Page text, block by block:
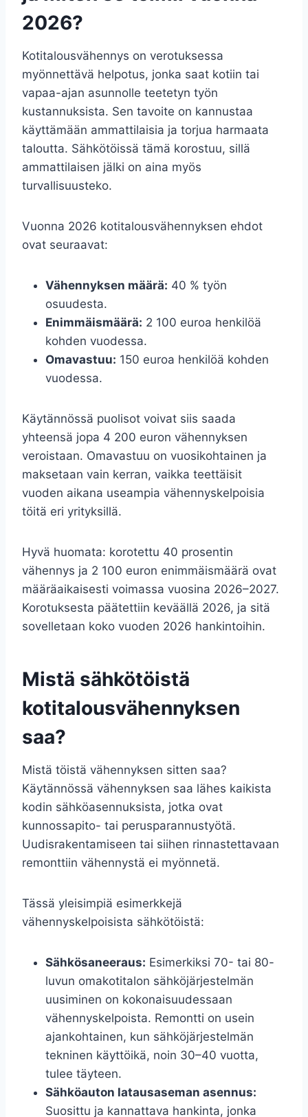
2026?
Kotitalousvähennys on verotuksessa
myönnettävä helpotus, jonka saat kotiin tai
vapaa-ajan asunnolle teetetyn työn
kustannuksista. Sen tavoite on kannustaa
käyttämään ammattilaisia ja torjua harmaata
taloutta. Sähkötöissä tämä korostuu, sillä
ammattilaisen jälki on aina myös
turvallisuusteko.
Vuonna 2026 kotitalousvähennyksen ehdot
ovat seuraavat:
Vähennyksen määrä: 40 % työn
osuudesta.
Enimmäismäärä: 2 100 euroa henkilöä
kohden vuodessa.
Omavastuu: 150 euroa henkilöä kohden
vuodessa.
Käytännössä puolisot voivat siis saada
yhteensä jopa 4 200 euron vähennyksen
veroistaan. Omavastuu on vuosikohtainen ja
maksetaan vain kerran, vaikka teettäisit
vuoden aikana useampia vähennyskelpoisia
töitä eri yrityksillä.
Hyvä huomata: korotettu 40 prosentin
vähennys ja 2 100 euron enimmäismäärä ovat
määräaikaisesti voimassa vuosina 2026–2027.
Korotuksesta päätettiin keväällä 2026, ja sitä
sovelletaan koko vuoden 2026 hankintoihin.
Mistä sähkötöistä
kotitalousvähennyksen
saa?
Mistä töistä vähennyksen sitten saa?
Käytännössä vähennyksen saa lähes kaikista
kodin sähköasennuksista, jotka ovat
kunnossapito- tai perusparannustyötä.
Uudisrakentamiseen tai siihen rinnastettavaan
remonttiin vähennystä ei myönnetä.
Tässä yleisimpiä esimerkkejä
vähennyskelpoisista sähkötöistä:
Sähkösaneeraus: Esimerkiksi 70- tai 80-
luvun omakotitalon sähköjärjestelmän
uusiminen on kokonaisuudessaan
vähennyskelpoista. Remontti on usein
ajankohtainen, kun sähköjärjestelmän
tekninen käyttöikä, noin 30–40 vuotta,
tulee täyteen.
Sähköauton latausaseman asennus:
Suosittu ja kannattava hankinta, jonka